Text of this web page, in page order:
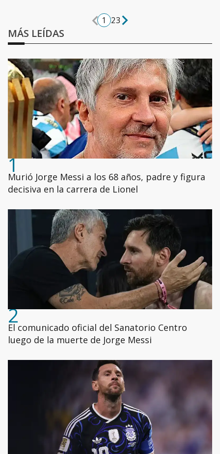
1 23
MÁS LEÍDAS
1
Murió Jorge Messi a los 68 años, padre y figura
decisiva en la carrera de Lionel
2
El comunicado oficial del Sanatorio Centro
luego de la muerte de Jorge Messi